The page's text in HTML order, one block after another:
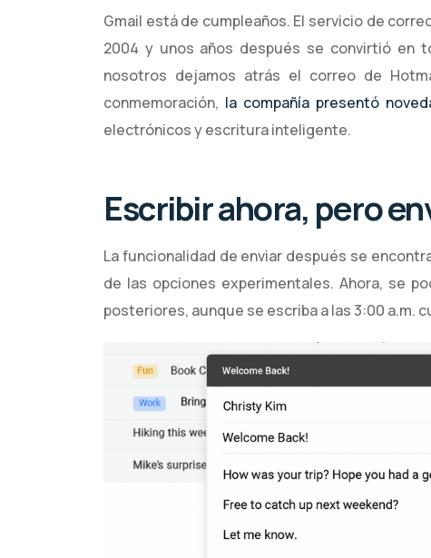
Gmail está de cumpleaños. El servicio de
2004 y unos años después se convirtió en
nosotros dejamos atrás el correo de
conmemoración, la compañía presentó
electrónicos y escritura inteligente.
Escribir ahora, pero
La funcionalidad de enviar después se
de las opciones experimentales. Ahora, se
posteriores, aunque se escriba a las 3:00 a.m.